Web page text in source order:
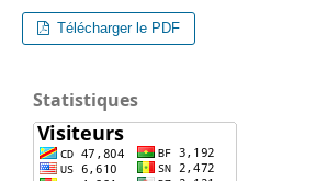
Télécharger le PDF
Statistiques